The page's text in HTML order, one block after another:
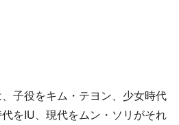
子役をキム・テヨン、少女時代
をIU、現代をムン・ソリがそれ